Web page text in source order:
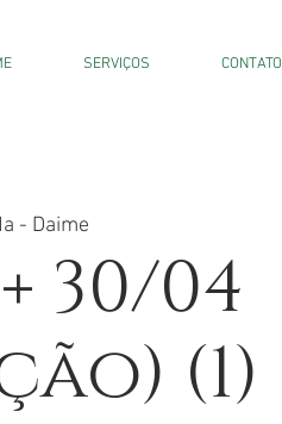
SERVIÇOS CONTATO
- Daime
30/04
(1)